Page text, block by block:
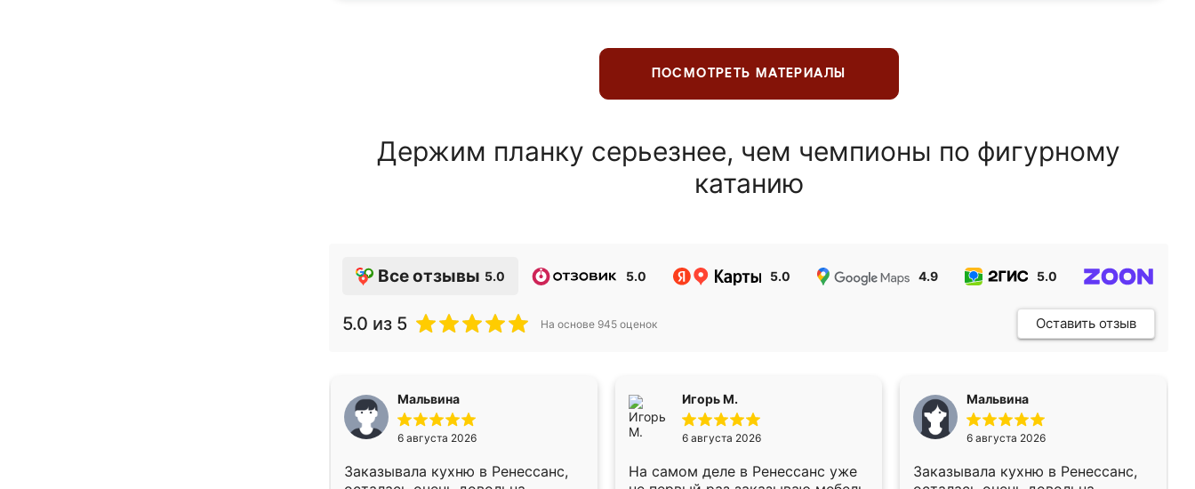
ПОСМОТРЕТЬ МАТЕРИАЛЫ
Держим планку серьезнее, чем чемпионы по фигурному
катанию
Все отзывы 5.0 5.0 5.0 4.9 5.0
5.0 из 5 На основе 945 оценок Оставить отзыв
Мальвина
6 августа 2026
Заказывала кухню в Ренессанс,
Игорь М.
6 августа 2026
На самом деле в Ренессанс уже
Мальвина
6 августа 2026
Заказывала кухню в Ренессанс,